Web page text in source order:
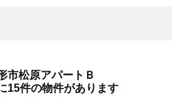
市松原アパートＢ
15件の物件があります